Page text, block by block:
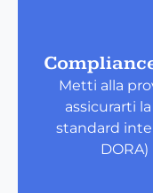
Metti alla
assicurarti
standard